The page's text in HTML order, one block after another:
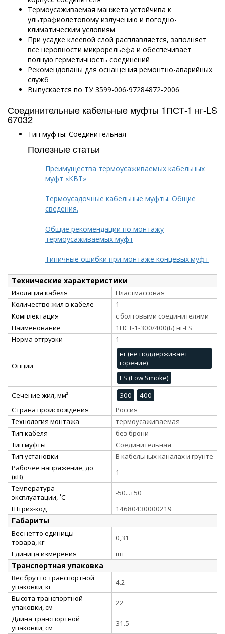
Термоусаживаемая манжета устойчива к
ультрафиолетовому излучению и погодно-
климатическим условиям
При усадке клеевой слой расплавляется, заполняет
все неровности микрорельефа и обеспечивает
полную герметичность соединений
Рекомендованы для оснащения ремонтно-аварийных
служб
Выпускается по ТУ 3599-006-97284872-2006
Соединительные кабельные муфты 1ПСТ-1 нг-LS
67032
Тип муфты: Соединительная
Полезные статьи
Преимущества термоусаживаемых кабельных
муфт «КВТ»
Термоусадочные кабельные муфты. Общие
сведения.
Общие рекомендации по монтажу
термоусаживаемых муфт
Типичные ошибки при монтаже концевых муфт
Технические характеристики
Изоляция кабеля
Пластмассовая
Количество жил в кабеле
1
Комплектация
с болтовыми соединителями
Наименование
1ПСТ-1-300/400(Б) нг-LS
Норма отгрузки
1
Опции
нг (не поддерживает
горение)
LS (Low Smoke)
Сечение жил, мм²
300
400
Страна происхождения
Россия
Технология монтажа
термоусаживаемая
Тип кабеля
без брони
Тип муфты
Соединительная
Тип установки
В кабельных каналах и грунте
Рабочее напряжение, до
(кВ)
1
Температура
эксплуатации, ˚С
-50...+50
Штрих-код
14680430000219
Габариты
Вес нетто единицы
товара, кг
0,31
Единица измерения
шт
Транспортная упаковка
Вес брутто транспортной
упаковки, кг
4.2
Высота транспортной
упаковки, см
22
Длина транспортной
упаковки, см
31.5